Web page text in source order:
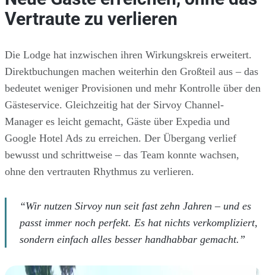
Vertraute zu verlieren
Die Lodge hat inzwischen ihren Wirkungskreis erweitert.
Direktbuchungen machen weiterhin den Großteil aus – das
bedeutet weniger Provisionen und mehr Kontrolle über den
Gästeservice. Gleichzeitig hat der Sirvoy Channel-
Manager es leicht gemacht, Gäste über Expedia und
Google Hotel Ads zu erreichen. Der Übergang verlief
bewusst und schrittweise – das Team konnte wachsen,
ohne den vertrauten Rhythmus zu verlieren.
“Wir nutzen Sirvoy nun seit fast zehn Jahren – und es
passt immer noch perfekt. Es hat nichts verkompliziert,
sondern einfach alles besser handhabbar gemacht.”